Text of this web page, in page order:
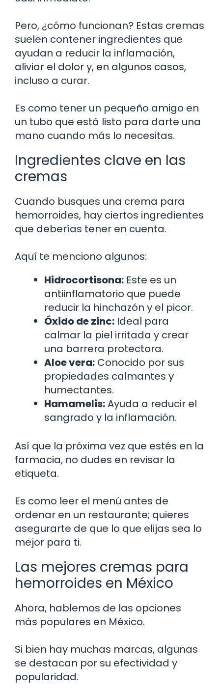
Pero, ¿cómo funcionan? Estas cremas
suelen contener ingredientes que
ayudan a reducir la inflamación,
aliviar el dolor y, en algunos casos,
incluso a curar.
Es como tener un pequeño amigo en
un tubo que está listo para darte una
mano cuando más lo necesitas.
Ingredientes clave en las
cremas
Cuando busques una crema para
hemorroides, hay ciertos ingredientes
que deberías tener en cuenta.
Aquí te menciono algunos:
Hidrocortisona: Este es un
antiinflamatorio que puede
reducir la hinchazón y el picor.
Óxido de zinc: Ideal para
calmar la piel irritada y crear
una barrera protectora.
Aloe vera: Conocido por sus
propiedades calmantes y
humectantes.
Hamamelis:Ayuda a reducir el
sangrado y la inflamación.
Así que la próxima vez que estés en la
farmacia, no dudes en revisar la
etiqueta.
Es como leer el menú antes de
ordenar en un restaurante; quieres
asegurarte de que lo que elijas sea lo
mejor para ti.
Las mejores cremas para
hemorroides en México
Ahora, hablemos de las opciones
más populares en México.
Si bien hay muchas marcas, algunas
se destacan por su efectividad y
popularidad.